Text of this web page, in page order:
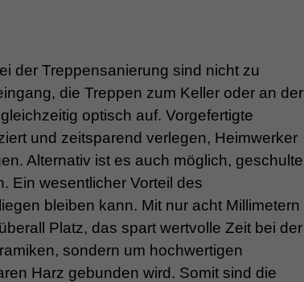
der Treppensanierung sind nicht zu
die Treppen zum Keller oder an der
optisch auf. Vorgefertigte
und zeitsparend verlegen, Heimwerker
Alternativ ist es auch möglich, geschulte
Ein wesentlicher Vorteil des
bleiben kann. Mit nur acht Millimetern
Platz, das spart wertvolle Zeit bei der
sondern um hochwertigen
Harz gebunden wird. Somit sind die